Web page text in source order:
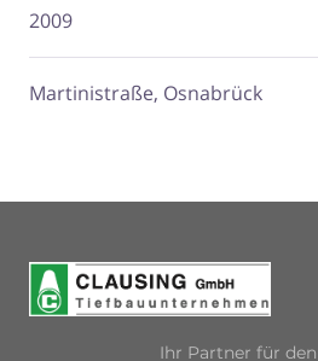
2009
Martinistraße, Osnabrück
Ihr Partner für